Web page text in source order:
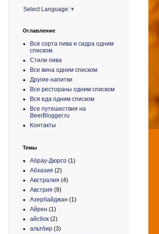
Select Language ▼
Оглавление
Все сорта пива и сидра одним
списком.
Стили пива
Все вина одним списком.
Другие напитки
Все рестораны одним списком
Вся еда одним списком
Все путешествия на
BeerBlogger.ru
Контакты
Темы
Абрау-Дюрсо (1)
Абхазия (2)
Австралия (4)
Австрия (9)
Азербайджан (1)
Айрен (1)
айсбок (2)
альтбир (3)